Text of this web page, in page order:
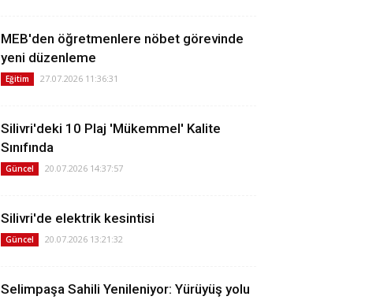
MEB'den öğretmenlere nöbet görevinde
yeni düzenleme
Eğitim 27.07.2026 11:36:31
Silivri'deki 10 Plaj 'Mükemmel' Kalite
Sınıfında
Güncel 20.07.2026 14:37:57
Silivri'de elektrik kesintisi
Güncel 20.07.2026 13:21:32
Selimpaşa Sahili Yenileniyor: Yürüyüş yolu